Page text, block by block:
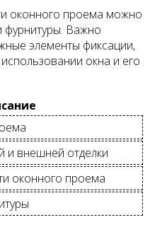
оконного проема можно
фурнитуры. Важно
элементы фиксации,
окна и его
и внешней отделки
оконного проема